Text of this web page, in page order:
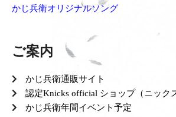
かじ兵衛オリジナルソング
ご案内
かじ兵衛通販サイト
認定Knicks official ショップ（ニック
かじ兵衛年間イベント予定